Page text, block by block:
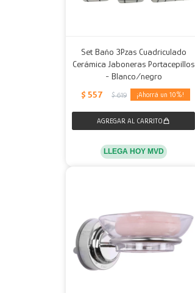
Set Baño 3Pzas Cuadriculado
Cerámica Jaboneras Portacepillos
- Blanco/negro
$ 557 $ 619 10
LLEGA HOY MVD